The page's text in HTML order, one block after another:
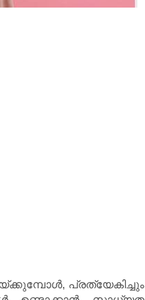
പ്രത്യേകിച്ചും